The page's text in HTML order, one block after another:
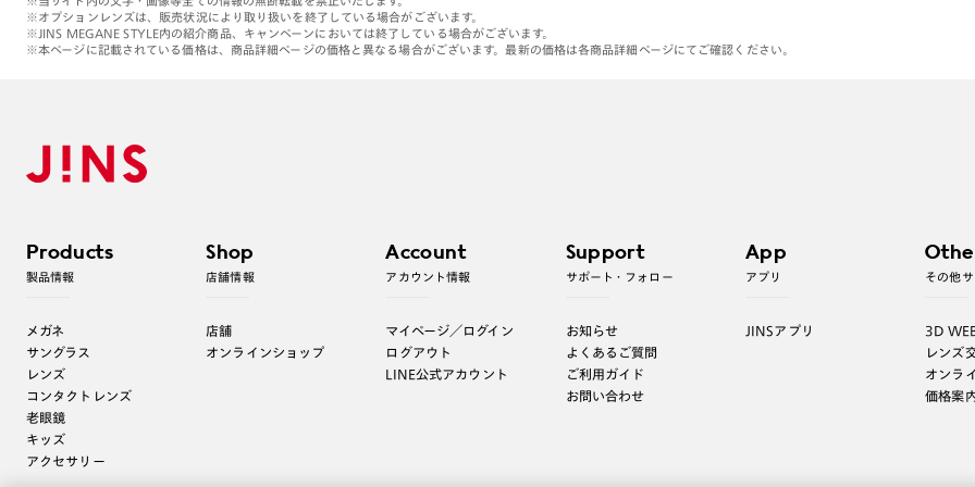
※オプションレンズは、販売状況により取り扱いを終了している場合がございます。
※JINS MEGANE STYLE内の紹介商品、キャンペーンにおいては終了している場合がございます。
※本ページに記載されている価格は、商品詳細ページの価格と異なる場合がございます。最新の価格は各商品詳細ページにてご確認ください。
Products
製品情報
メガネ
サングラス
レンズ
コンタクトレンズ
老眼鏡
キッズ
アクセサリー
Shop
店舗情報
店舗
オンラインショップ
Account
アカウント情報
マイページ／ログイン
ログアウト
LINE公式アカウント
Support
サポート・フォロー
お知らせ
よくあるご質問
ご利用ガイド
お問い合わせ
App
アプリ
JINSアプリ
その他
3D
レンズ
オンラ
価格案